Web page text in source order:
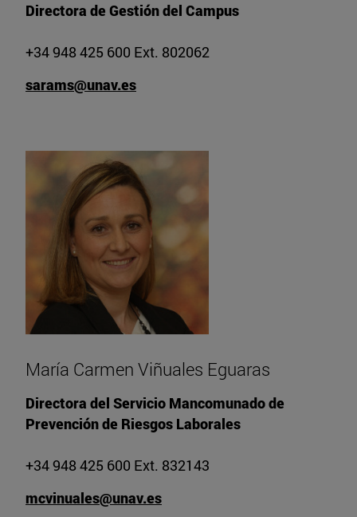
Directora de Gestión del Campus
+34 948 425 600 Ext. 802062
sarams@unav.es
María Carmen Viñuales Eguaras
Directora del Servicio Mancomunado de
Prevención de Riesgos Laborales
+34 948 425 600 Ext. 832143
mcvinuales@unav.es